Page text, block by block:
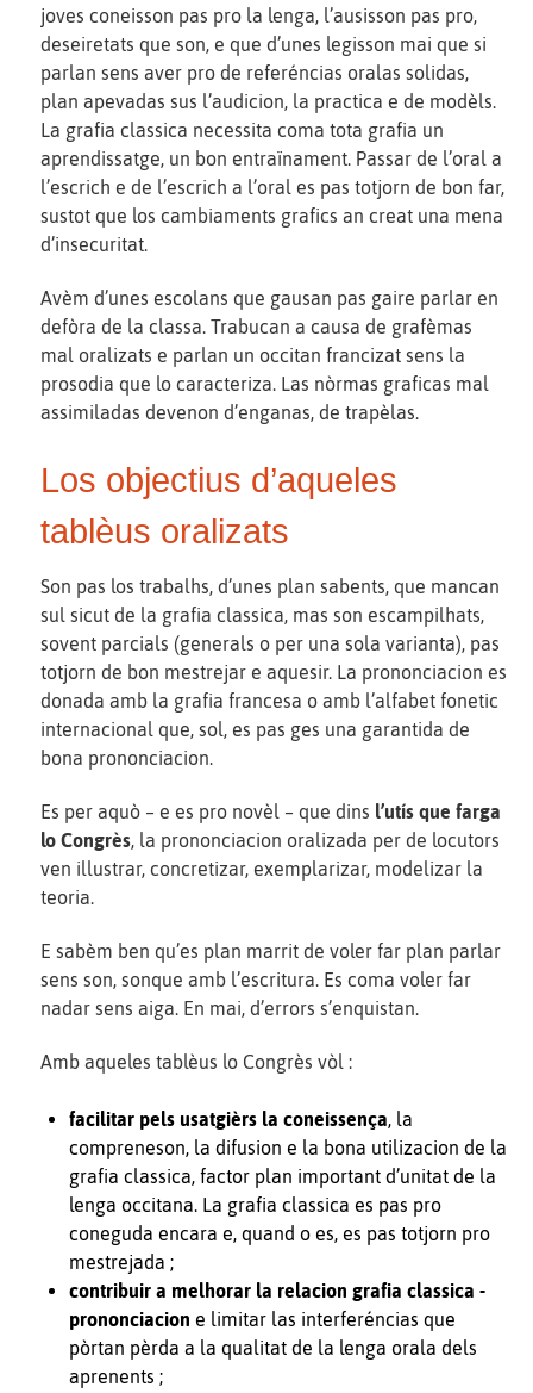
joves coneisson pas pro la lenga, l’ausisson pas pro,
deseiretats que son, e que d’unes legisson mai que si
parlan sens aver pro de referéncias oralas solidas,
plan apevadas sus l’audicion, la practica e de modèls.
La grafia classica necessita coma tota grafia un
aprendissatge, un bon entraïnament. Passar de l’oral a
l’escrich e de l’escrich a l’oral es pas totjorn de bon far,
sustot que los cambiaments grafics an creat una mena
d’insecuritat.
Avèm d’unes escolans que gausan pas gaire parlar en
defòra de la classa. Trabucan a causa de grafèmas
mal oralizats e parlan un occitan francizat sens la
prosodia que lo caracteriza. Las nòrmas graficas mal
assimiladas devenon d’enganas, de trapèlas.
Los objectius d’aqueles
tablèus oralizats
Son pas los trabalhs, d’unes plan sabents, que mancan
sul sicut de la grafia classica, mas son escampilhats,
sovent parcials (generals o per una sola varianta), pas
totjorn de bon mestrejar e aquesir. La prononciacion es
donada amb la grafia francesa o amb l’alfabet fonetic
internacional que, sol, es pas ges una garantida de
bona prononciacion.
Es per aquò – e es pro novèl – que dins l’utís que farga
lo Congrès, la prononciacion oralizada per de locutors
ven illustrar, concretizar, exemplarizar, modelizar la
teoria.
E sabèm ben qu’es plan marrit de voler far plan parlar
sens son, sonque amb l’escritura. Es coma voler far
nadar sens aiga. En mai, d’errors s’enquistan.
Amb aqueles tablèus lo Congrès vòl :
facilitar pels usatgièrs la coneissença, la
compreneson, la difusion e la bona utilizacion de la
grafia classica, factor plan important d’unitat de la
lenga occitana. La grafia classica es pas pro
coneguda encara e, quand o es, es pas totjorn pro
mestrejada ;
contribuir a melhorar la relacion grafia classica -
prononciacion e limitar las interferéncias que
pòrtan pèrda a la qualitat de la lenga orala dels
aprenents ;